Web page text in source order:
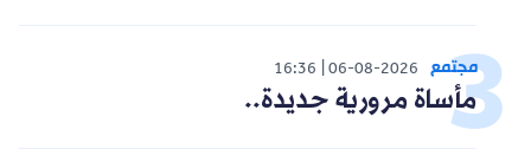
مجتمع 06-08-2026
16:36
مأساة مرورية جديدة..